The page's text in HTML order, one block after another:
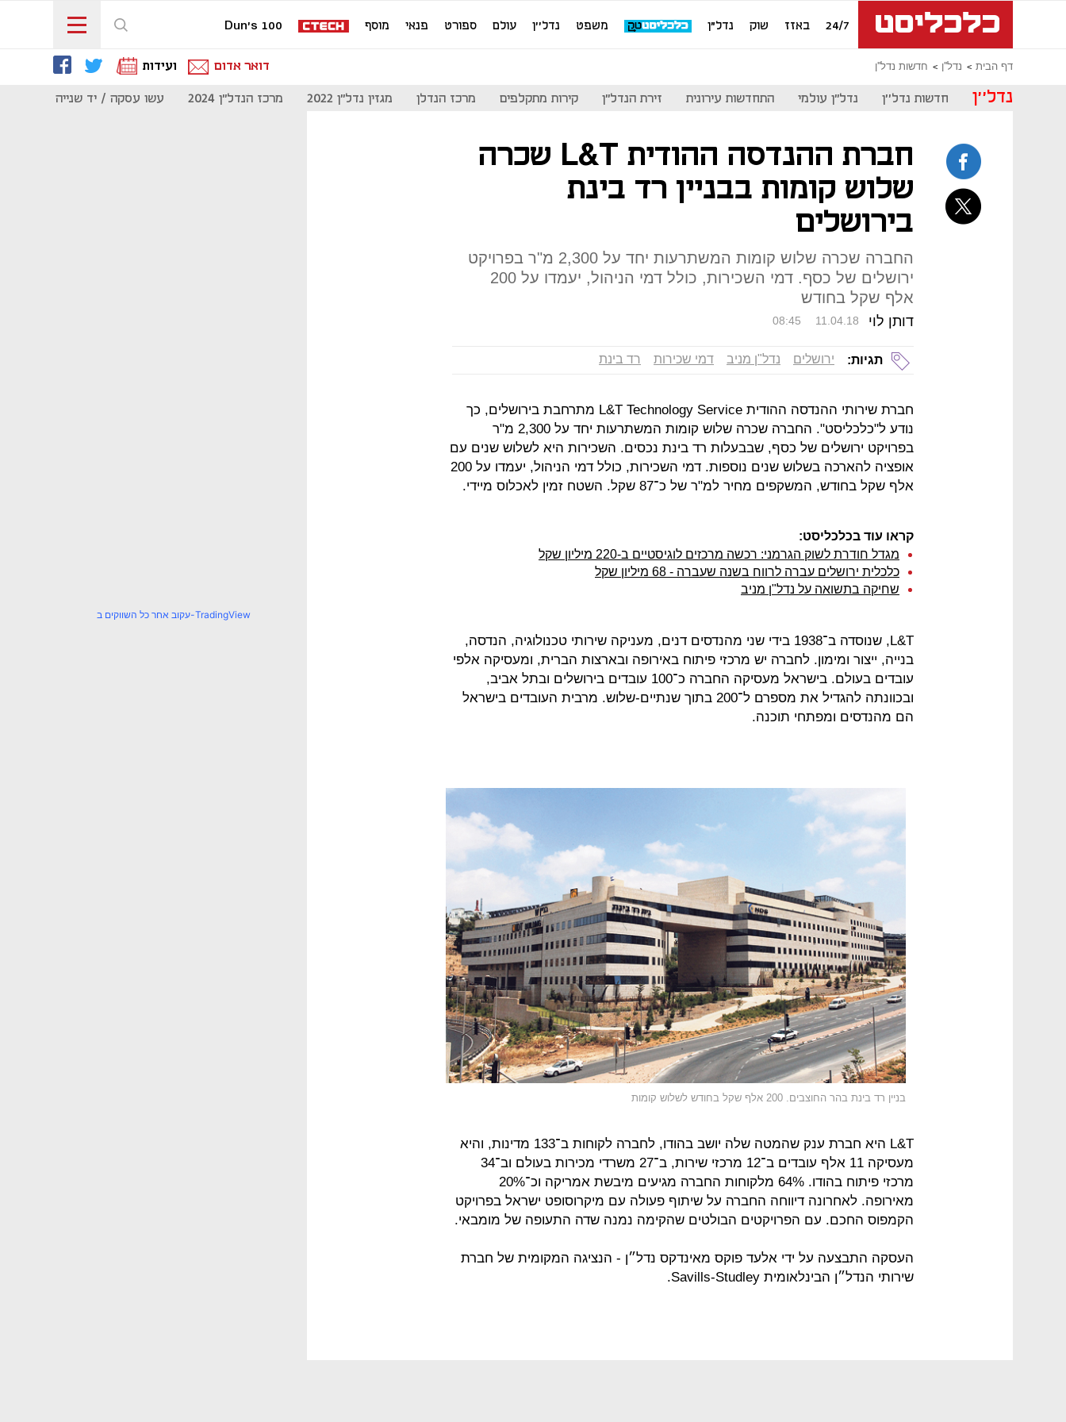
24/7 באזז שוק נדל"ן משפט נדל''ן עולם ספורט פנאי מוסף Dun's 100
דף הבית נדל''ן חדשות נדל''ן דואר אדום ועידות
נדל''ן חדשות נדל''ן נדל"ן עולמי התחדשות עירונית זירת הנדל"ן קירות מתקלפים מרכז הנדלן מגזין נדל"ן 2022 מרכז הנדל"ן 2024 עשו עסקה / יד שנייה
חברת ההנדסה ההודית L&T שכרה
שלוש קומות בבניין רד בינת
בירושלים
החברה שכרה שלוש קומות המשתרעות יחד על 2,300 מ"ר בפרויקט
ירושלים של כסף. דמי השכירות, כולל דמי הניהול, יעמדו על 200
אלף שקל בחודש
דותן לוי 08:45 11.04.18
תגיות: ירושלים נדל"ן מניב דמי שכירות רד בינת
חברת שירותי ההנדסה ההודית L&T Technology Service מתרחבת בירושלים, כך
נודע ל"כלכליסט". החברה שכרה שלוש קומות המשתרעות יחד על 2,300 מ"ר
בפרויקט ירושלים של כסף, שבבעלות רד בינת נכסים. השכירות היא לשלוש שנים עם
אופציה להארכה בשלוש שנים נוספות. דמי השכירות, כולל דמי הניהול, יעמדו על 200
אלף שקל בחודש, המשקפים מחיר למ"ר של כ־87 שקל. השטח זמין לאכלוס מיידי.
קראו עוד בכלכליסט:
מגדל חודרת לשוק הגרמני: רכשה מרכזים לוגיסטיים ב-220 מיליון שקל
כלכלית ירושלים עברה לרווח בשנה שעברה - 68 מיליון שקל
שחיקה בתשואה על נדל"ן מניב
L&T, שנוסדה ב־1938 בידי שני מהנדסים דנים, מעניקה שירותי טכנולוגיה, הנדסה,
בנייה, ייצור ומימון. לחברה יש מרכזי פיתוח באירופה ובארצות הברית, ומעסיקה אלפי
עובדים בעולם. בישראל מעסיקה החברה כ־100 עובדים בירושלים ובתל אביב,
ובכוונתה להגדיל את מספרם ל־200 בתוך שנתיים-שלוש. מרבית העובדים בישראל
הם מהנדסים ומפתחי תוכנה.
בניין רד בינת בהר החוצבים. 200 אלף שקל בחודש לשלוש קומות
L&T היא חברת ענק שהמטה שלה יושב בהודו, לחברה לקוחות ב־133 מדינות, והיא
מעסיקה 11 אלף עובדים ב־12 מרכזי שירות, ב־27 משרדי מכירות בעולם וב־34
מרכזי פיתוח בהודו. 64% מלקוחות החברה מגיעים מיבשת אמריקה וכ־20%
מאירופה. לאחרונה דיווחה החברה על שיתוף פעולה עם מיקרוסופט ישראל בפרויקט
הקמפוס החכם. עם הפרויקטים הבולטים שהקימה נמנה שדה התעופה של מומבאי.
העסקה התבצעה על ידי אלעד פוקס מאינדקס נדל״ן - הנציגה המקומית של חברת
שירותי הנדל״ן הבינלאומית Savills-Studley.
עקוב אחר כל השווקים ב-TradingView